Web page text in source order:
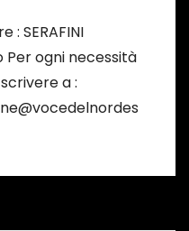
: SERAFINI
Per ogni necessità
a :